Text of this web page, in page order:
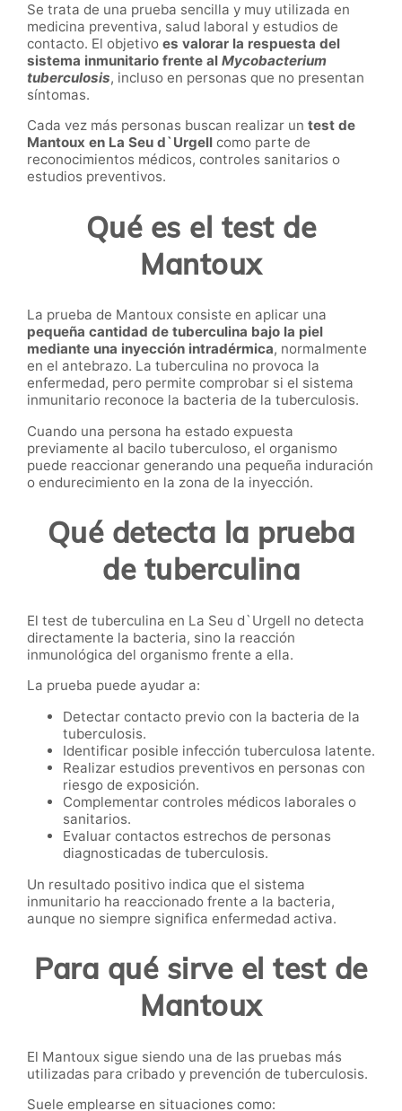
Se trata de una prueba sencilla y muy utilizada en
medicina preventiva, salud laboral y estudios de
contacto. El objetivo es valorar la respuesta del
sistema inmunitario frente al Mycobacterium
tuberculosis, incluso en personas que no presentan
síntomas.
Cada vez más personas buscan realizar un test de
Mantoux en La Seu d`Urgell como parte de
reconocimientos médicos, controles sanitarios o
estudios preventivos.
Qué es el test de
Mantoux
La prueba de Mantoux consiste en aplicar una
pequeña cantidad de tuberculina bajo la piel
mediante una inyección intradérmica, normalmente
en el antebrazo. La tuberculina no provoca la
enfermedad, pero permite comprobar si el sistema
inmunitario reconoce la bacteria de la tuberculosis.
Cuando una persona ha estado expuesta
previamente al bacilo tuberculoso, el organismo
puede reaccionar generando una pequeña induración
o endurecimiento en la zona de la inyección.
Qué detecta la prueba
de tuberculina
El test de tuberculina en La Seu d`Urgell no detecta
directamente la bacteria, sino la reacción
inmunológica del organismo frente a ella.
La prueba puede ayudar a:
Detectar contacto previo con la bacteria de la
tuberculosis.
Identificar posible infección tuberculosa latente.
Realizar estudios preventivos en personas con
riesgo de exposición.
Complementar controles médicos laborales o
sanitarios.
Evaluar contactos estrechos de personas
diagnosticadas de tuberculosis.
Un resultado positivo indica que el sistema
inmunitario ha reaccionado frente a la bacteria,
aunque no siempre significa enfermedad activa.
Para qué sirve el test de
Mantoux
El Mantoux sigue siendo una de las pruebas más
utilizadas para cribado y prevención de tuberculosis.
Suele emplearse en situaciones como: